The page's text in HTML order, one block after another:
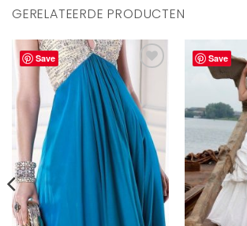
GERELATEERDE PRODUCTEN
Save
Aan
verlanglijst
toevoegen
Save